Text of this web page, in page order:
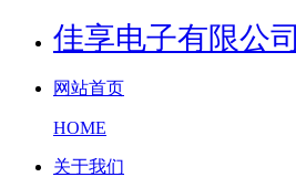
佳享电子有限公司
网站首页
HOME
关于我们